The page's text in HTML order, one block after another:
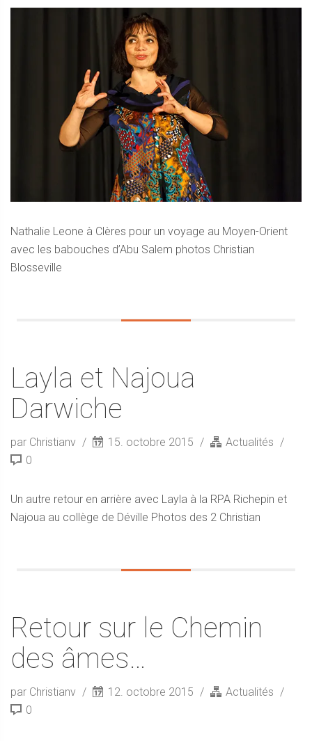
Nathalie Leone à Clères pour un voyage au Moyen-Orient
avec les babouches d’Abu Salem photos Christian
Blosseville
Layla et Najoua
Darwiche
par Christianv 15. octobre 2015
Actualités
0
Un autre retour en arrière avec Layla à la RPA Richepin et
Najoua au collège de Déville Photos des 2 Christian
Retour sur le Chemin
des âmes…
par Christianv 12. octobre 2015
Actualités
0